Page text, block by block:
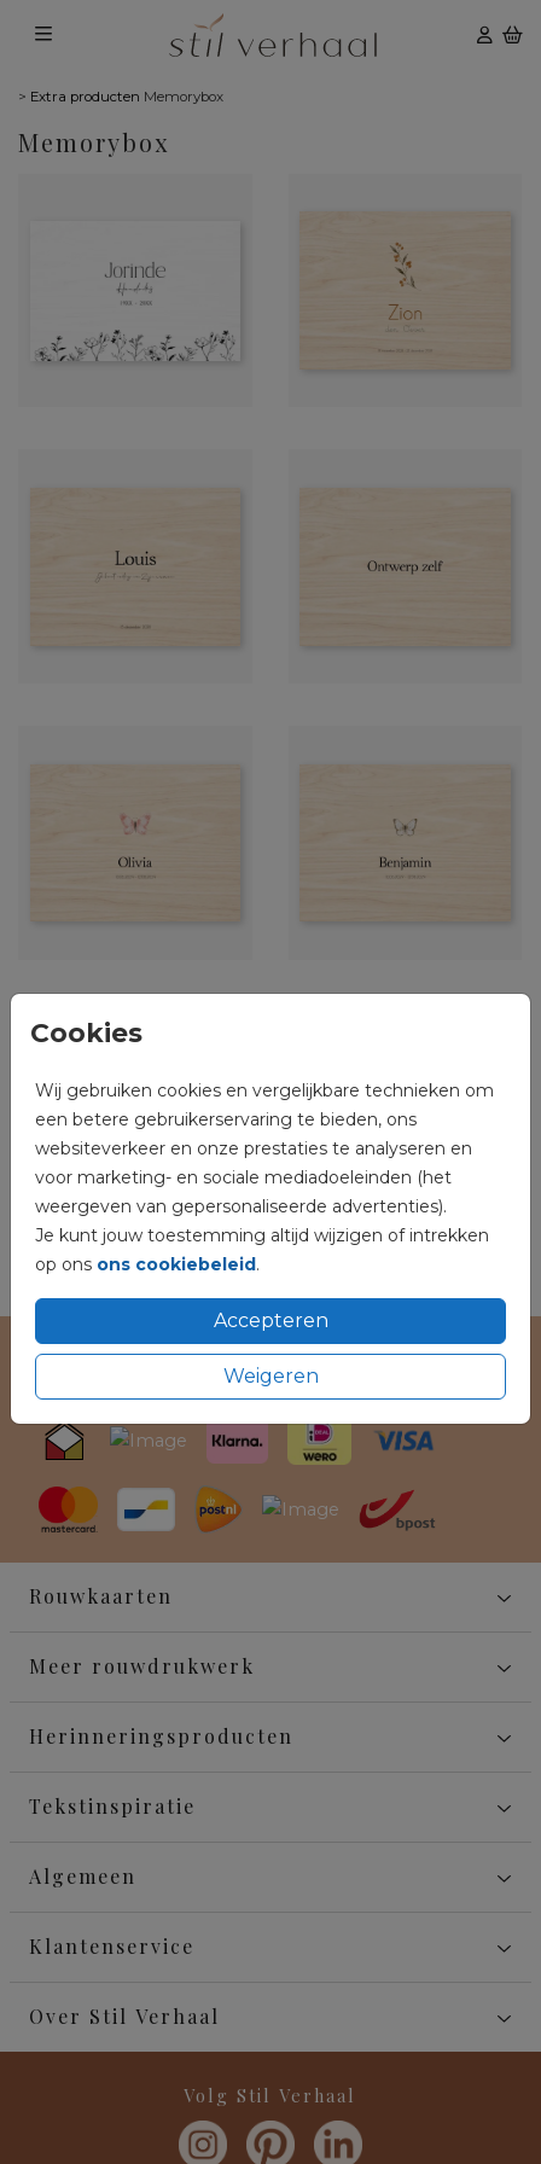
Cookies
Wij gebruiken cookies en vergelijkbare technieken om
een betere gebruikerservaring te bieden, ons
websiteverkeer en onze prestaties te analyseren en
voor marketing- en sociale mediadoeleinden (het
weergeven van gepersonaliseerde advertenties).
Je kunt jouw toestemming altijd wijzigen of intrekken
op ons ons cookiebeleid.
Accepteren
Weigeren
> Extra producten Memorybox
Memorybox
Veilig winkelen en betalen
Rouwkaarten
Meer rouwdrukwerk
Herinneringsproducten
Tekstinspiratie
Algemeen
Klantenservice
Over Stil Verhaal
Volg Stil Verhaal